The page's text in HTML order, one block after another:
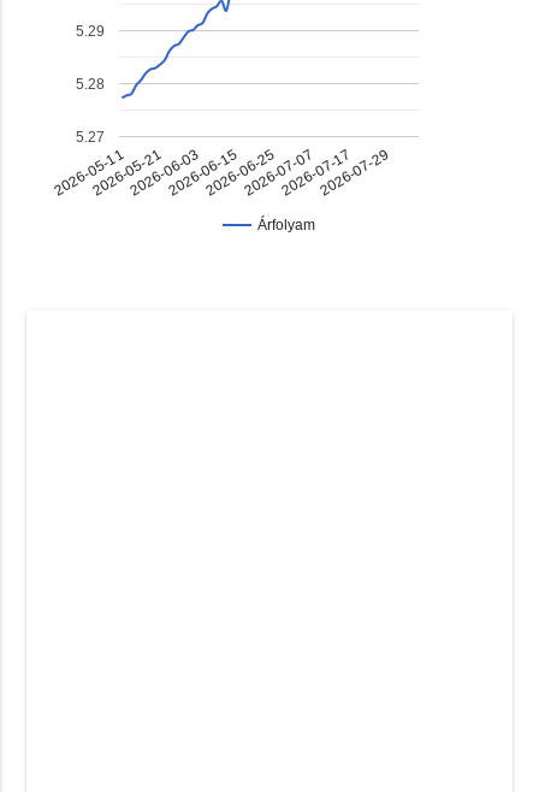
Árfolyam
2026-05-112026-05-212026-06-032026-06-152026-06-252026-07-072026-07-172026-07-29
5.27
5.28
5.29